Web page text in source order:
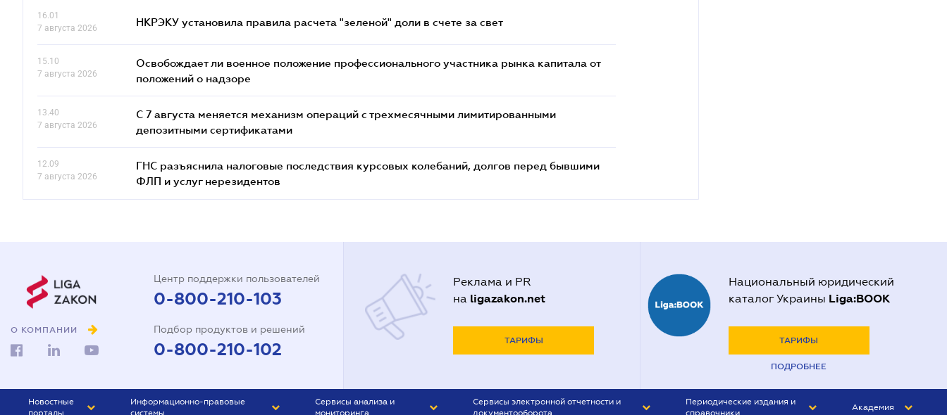
16.01
7 августа 2026
НКРЭКУ установила правила расчета "зеленой" доли в счете за свет
15.10
7 августа 2026
Освобождает ли военное положение профессионального участника рынка капитала от
положений о надзоре
13.40
7 августа 2026
С 7 августа меняется механизм операций с трехмесячными лимитированными
депозитными сертификатами
12.09
7 августа 2026
ГНС разъяснила налоговые последствия курсовых колебаний, долгов перед бывшими
ФЛП и услуг нерезидентов
О КОМПАНИИ
Центр поддержки пользователей
0-800-210-103
Подбор продуктов и решений
0-800-210-102
Реклама и PR
на ligazakon.net
ТАРИФЫ
Национальный юридический
каталог Украины Liga:BOOK
ТАРИФЫ
ПОДРОБНЕЕ
Новостные
порталы
Информационно-правовые
системы
Сервисы анализа и
мониторинга
Сервисы электронной отчетности и
документооборота
Периодические издания и
справочники
Академия